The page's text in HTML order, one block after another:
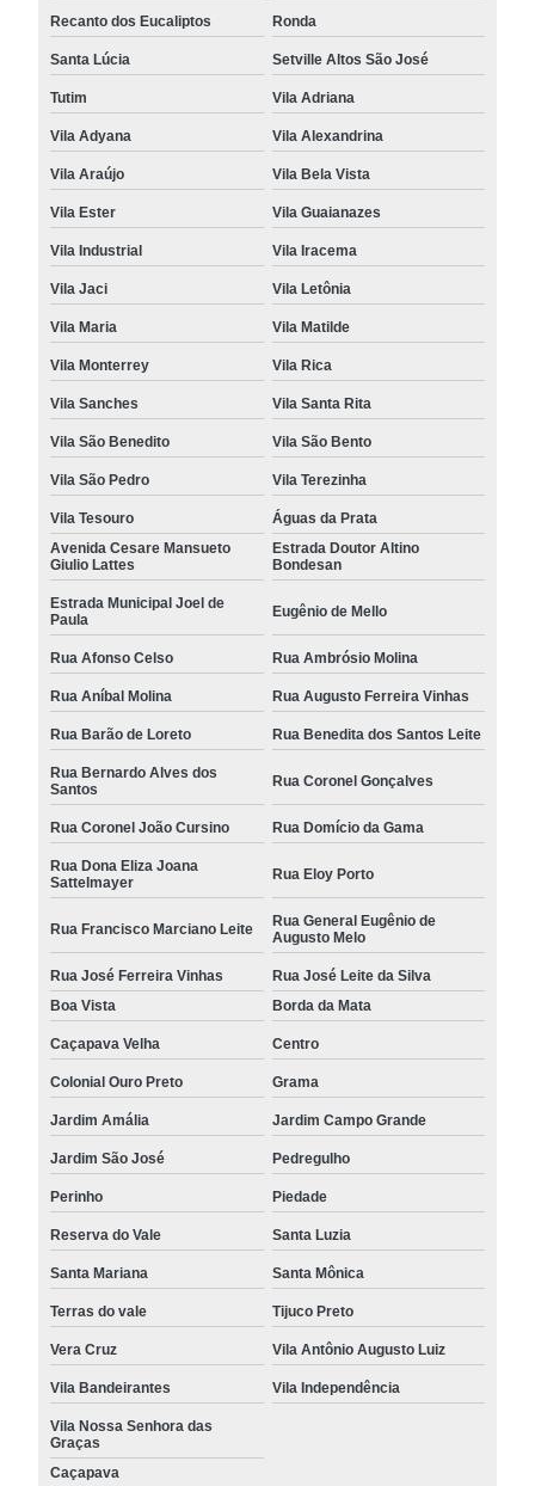
Recanto dos Eucaliptos Ronda
Santa Lúcia Setville Altos São José
Tutim Vila Adriana
Vila Adyana Vila Alexandrina
Vila Araújo Vila Bela Vista
Vila Ester Vila Guaianazes
Vila Industrial Vila Iracema
Vila Jaci Vila Letônia
Vila Maria Vila Matilde
Vila Monterrey Vila Rica
Vila Sanches Vila Santa Rita
Vila São Benedito Vila São Bento
Vila São Pedro Vila Terezinha
Vila Tesouro
Águas da Prata
Avenida Cesare Mansueto
Giulio Lattes
Estrada Doutor Altino
Bondesan
Estrada Municipal Joel de
Paula
Eugênio de Mello
Rua Afonso Celso Rua Ambrósio Molina
Rua Aníbal Molina Rua Augusto Ferreira Vinhas
Rua Barão de Loreto Rua Benedita dos Santos Leite
Rua Bernardo Alves dos
Santos
Rua Coronel Gonçalves
Rua Coronel João Cursino Rua Domício da Gama
Rua Dona Eliza Joana
Sattelmayer
Rua Eloy Porto
Rua Francisco Marciano Leite
Rua General Eugênio de
Augusto Melo
Rua José Ferreira Vinhas
Rua José Leite da Silva
Boa Vista
Borda da Mata
Caçapava Velha Centro
Colonial Ouro Preto Grama
Jardim Amália Jardim Campo Grande
Jardim São José Pedregulho
Perinho Piedade
Reserva do Vale Santa Luzia
Santa Mariana Santa Mônica
Terras do vale Tijuco Preto
Vera Cruz Vila Antônio Augusto Luiz
Vila Bandeirantes Vila Independência
Vila Nossa Senhora das
Graças
Caçapava